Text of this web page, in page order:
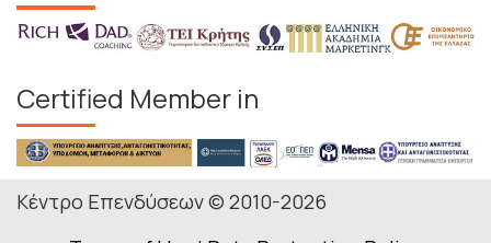
Certified Member in
Κέντρο Επενδύσεων © 2010-2026